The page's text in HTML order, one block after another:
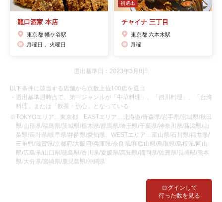
ログインして
行った数を見る
龍口酒家 本店
東京都 幡ケ谷駅
月曜日 、火曜日
初選出
チャイナ 三丁目
東京都 六本木駅
月曜
選出基準日：2023年3月8日
以下条件に該当する店舗から点数上位100店を選出
・選出基準日時点で、第一ジャンルが「中華料理」、「四川料理」、「台湾
料理」または「飲茶・点心」となっている
※TOKYOエリア…東京都、EASTエリア…北海道/青森県/岩手県/宮城県/秋田
県/山形県/福島県/茨城県/栃木県/群馬県/埼玉県/千葉県/神奈川県/新潟県/山
梨県/長野県/岐阜県/静岡県/愛知県、WESTエリア…富山県/石川県/福井県/
三重県/滋賀県/京都府/大阪府/兵庫県/奈良県/和歌山県/鳥取県/島根県/岡山
県/広島県/山口県/徳島県/香川県/愛媛県/高知県/福岡県/佐賀県/長崎県/熊本
県/大分県/宮崎県/鹿児島県/沖縄県